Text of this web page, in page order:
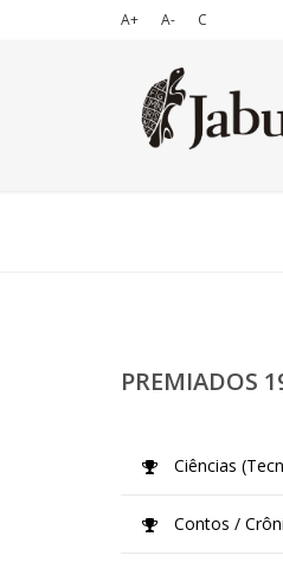
A+ A- C
PREMIADOS
Ciências
Contos /